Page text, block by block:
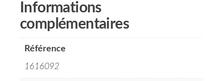
Informations
complémentaires
Référence
1616092